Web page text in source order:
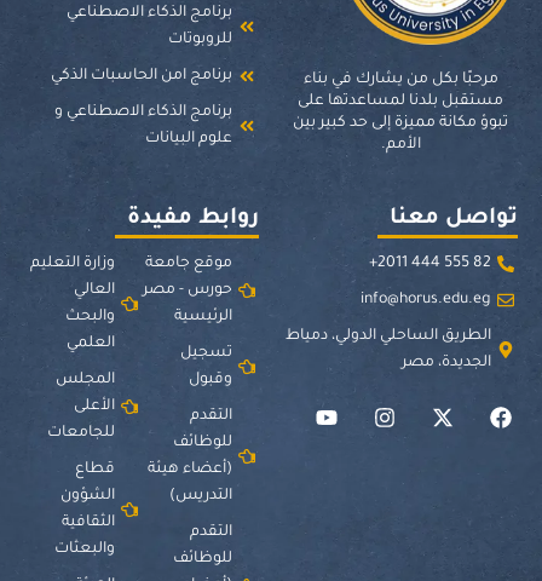
مرحبًا بكل من يشارك في بناء
مستقبل بلدنا لمساعدتها على
تبوؤ مكانة مميزة إلى حد كبير بين
الأمم.
برنامج الذكاء الاصطناعي
للروبوتات
برنامج امن الحاسبات الذكي
برنامج الذكاء الاصطناعي و
علوم البيانات
تواصل معنا
82 555 444 2011+
info@horus.edu.eg
الطريق الساحلي الدولي، دمياط
الجديدة، مصر
روابط مفيدة
موقع جامعة
حورس - مصر
الرئيسية
تسجيل
وقبول
التقدم
للوظائف
(أعضاء هيئة
التدريس)
التقدم
للوظائف
وزارة التعليم
العالي
والبحث
العلمي
المجلس
الأعلى
للجامعات
قطاع
الشؤون
الثقافية
والبعثات